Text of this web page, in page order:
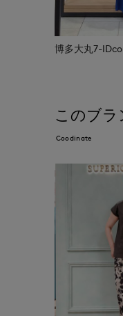
博多大丸7-
このブラ
Coodinate